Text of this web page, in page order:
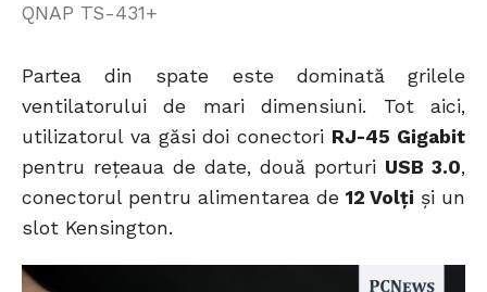
QNAP TS-431+
Partea din spate este dominată grilele
ventilatorului de mari dimensiuni. Tot aici,
utilizatorul va găsi doi conectori RJ-45 Gigabit
pentru rețeaua de date, două porturi USB 3.0,
conectorul pentru alimentarea de12 Volți și un
slot Kensington.